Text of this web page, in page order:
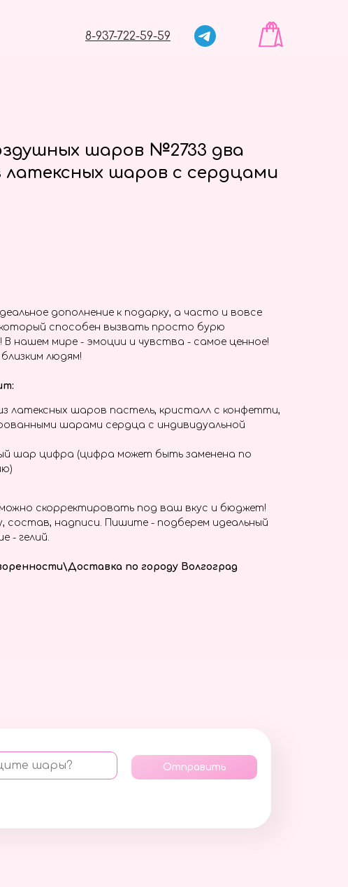
8-937-722-59-59
шаров №2733 два
шаров с сердцами
дополнение к подарку, а часто и вовсе
способен вызвать просто бурю
В нашем мире - эмоции и чувства - самое ценное!
людям!
латексных шаров пастель, кристалл с конфетти,
шарами сердца с индивидуальной
шар цифра (цифра может быть заменена по
скорректировать под ваш вкус и бюджет!
состав, надписи. Пишите - подберем идеальный
- гелий.
по городу Волгоград
шары? Отправить